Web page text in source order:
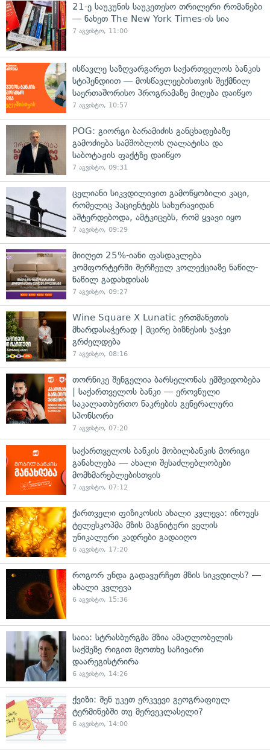
21-ე საუკუნის საუკეთესო თრილერი რომანები
— ნახეთ The New York Times-ის სია
7 აგვისტო, 11:00
ისწავლე საზღვარგარეთ საქართველოს ბანკის
სტიპენდიით — მოსწავლეებისთვის შექმნილ
საერთაშორისო პროგრამაზე მიღება დაიწყო
7 აგვისტო, 10:57
POG: გიორგი ბარამიძის განცხადებაზე
გამოძიება სამშობლოს ღალატისა და
საბოტაჟის ფაქტზე დაიწყო
7 აგვისტო, 09:31
ცელიანი სიკვდილივით გამოწყობილი კაცი,
რომელიც პაციენტებს სახურავიდან
აშტერდებოდა, ამტკიცებს, რომ ყვავი იყო
7 აგვისტო, 09:29
მიიღეთ 25%-იანი ფასდაკლება
კომფორტერში შერჩეულ კოლექციაზე ნაწილ-
ნაწილ გადახდისას
7 აგვისტო, 09:27
Wine Square X Lunatic ერთმანეთის
მხარდასაჭერად | მცირე ბიზნესის ჯაჭვი
გრძელდება
7 აგვისტო, 08:16
თორნიკე შენგელია ბარსელონას ემშვიდობება
| საქართველოს ბანკი — ეროვნული
საკალათბურთო ნაკრების გენერალური
სპონსორი
7 აგვისტო, 07:20
საქართველოს ბანკის მობილბანკის მორიგი
განახლება — ახალი შესაძლებლობები
მომხმარებლებისთვის
7 აგვისტო, 07:12
ქართველი ფიზიკოსის ახალი კვლევა: ინოუეს
ტელესკოპმა მზის მაგნიტური ველის
უნიკალური კადრები გადაიღო
6 აგვისტო, 17:20
როგორ უნდა გადავურჩეთ მზის სიკვდილს? —
ახალი კვლევა
6 აგვისტო, 15:36
საია: სტრასბურგმა მზია ამაღლობელის
საქმეზე რიგით მეოთხე საჩივარი
დაარეგისტრირა
6 აგვისტო, 14:26
ქვიზი: შენ უკეთ ერკვევი გეოგრაფიულ
ტერმინებში თუ მერვეკლასელი?
6 აგვისტო, 14:00